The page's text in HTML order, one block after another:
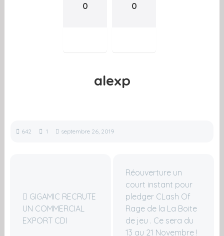
0 0
alexp
642 1 septembre 26, 2019
GIGAMIC RECRUTE
UN COMMERCIAL
EXPORT CDI
Réouverture un
court instant pour
pledger CLash Of
Rage de la La Boite
de jeu . Ce sera du
13 au 21 Novembre !